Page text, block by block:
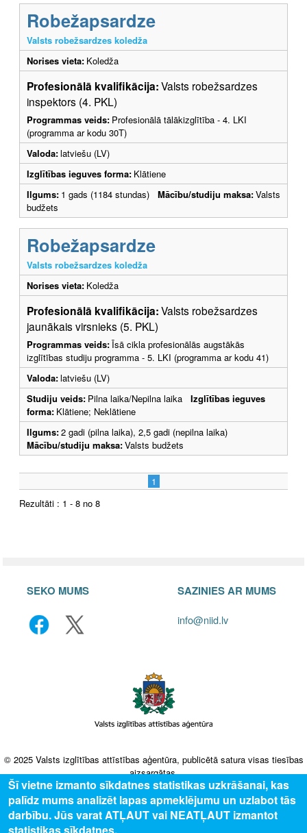
Robežapsardze
Valsts robežsardzes koledža
Norises vieta: Koledža
Profesionālā kvalifikācija:Valsts robežsardzes
inspektors (4. PKL)
Programmas veids: Profesionālā tālākizglītība - 4. LKI
(programma ar kodu 30T)
Valoda:latviešu (LV)
Izglītības ieguves forma: Klātiene
Ilgums: 1 gads (1184 stundas) Mācību/studiju maksa:Valsts
budžets
Robežapsardze
Valsts robežsardzes koledža
Norises vieta: Koledža
Profesionālā kvalifikācija:Valsts robežsardzes
jaunākais virsnieks (5. PKL)
Programmas veids:Īsā cikla profesionālās augstākās
izglītības studiju programma - 5. LKI (programma ar kodu 41)
Valoda:latviešu (LV)
Studiju veids: Pilna laika/Nepilna laika Izglītības ieguves
forma: Klātiene; Neklātiene
Ilgums:2 gadi (pilna laika), 2,5 gadi (nepilna laika)
Mācību/studiju maksa:Valsts budžets
1
Rezultāti : 1 - 8 no 8
SEKO MUMS SAZINIES AR MUMS
info@niid.lv
© 2025 Valsts izglītības attīstības aģentūra, publicētā satura visas tiesības
aizsargātas.
Šī vietne izmanto sīkdatnes statistikas uzkrāšanai, kas
palīdz mums analizēt lapas apmeklējumu un uzlabot tās
darbību. Jūs varat ATĻAUT vai NEATĻAUT izmantot